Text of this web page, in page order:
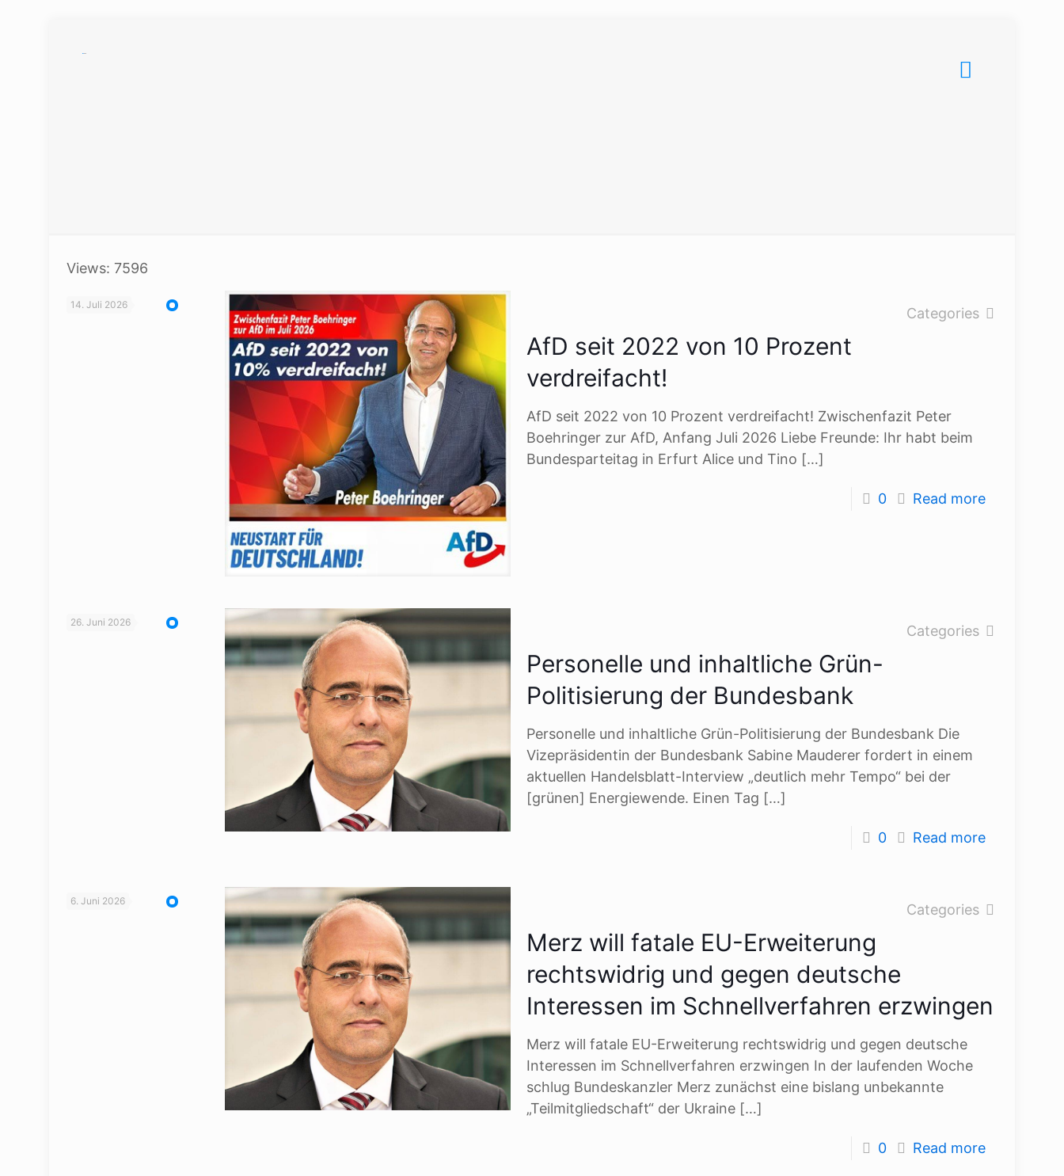
Views: 7596
14. Juli 2026
Categories
AfD seit 2022 von 10 Prozent
verdreifacht!
AfD seit 2022 von 10 Prozent verdreifacht! Zwischenfazit Peter
Boehringer zur AfD, Anfang Juli 2026 Liebe Freunde: Ihr habt beim
Bundesparteitag in Erfurt Alice und Tino […]
0 Read more
26. Juni 2026
Categories
Personelle und inhaltliche Grün-
Politisierung der Bundesbank
Personelle und inhaltliche Grün-Politisierung der Bundesbank Die
Vizepräsidentin der Bundesbank Sabine Mauderer fordert in einem
aktuellen Handelsblatt-Interview „deutlich mehr Tempo“ bei der
[grünen] Energiewende. Einen Tag […]
0 Read more
6. Juni 2026
Categories
Merz will fatale EU-Erweiterung
rechtswidrig und gegen deutsche
Interessen im Schnellverfahren erzwingen
Merz will fatale EU-Erweiterung rechtswidrig und gegen deutsche
Interessen im Schnellverfahren erzwingen In der laufenden Woche
schlug Bundeskanzler Merz zunächst eine bislang unbekannte
„Teilmitgliedschaft“ der Ukraine […]
0 Read more